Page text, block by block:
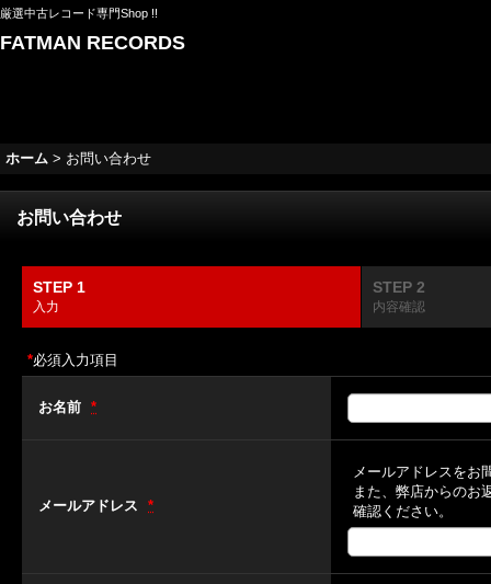
厳選中古レコード専門Shop !!
FATMAN RECORDS
ホーム > お問い合わせ
お問い合わせ
STEP 1
入力
STEP 2
内容確認
*必須入力項目
お名前 *
メールアドレス *
メールアドレスをお
また、弊店からのお
確認ください。